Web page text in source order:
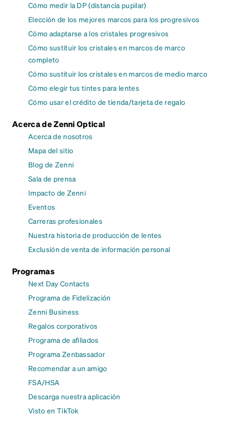
Cómo medir la DP (distancia pupilar)
Elección de los mejores marcos para los progresivos
Cómo adaptarse a los cristales progresivos
Cómo sustituir los cristales en marcos de marco
completo
Cómo sustituir los cristales en marcos de medio marco
Cómo elegir tus tintes para lentes
Cómo usar el crédito de tienda/tarjeta de regalo
Acerca de Zenni Optical
Acerca de nosotros
Mapa del sitio
Blog de Zenni
Sala de prensa
Impacto de Zenni
Eventos
Carreras profesionales
Nuestra historia de producción de lentes
Exclusión de venta de información personal
Programas
Next Day Contacts
Programa de Fidelización
Zenni Business
Regalos corporativos
Programa de afiliados
Programa Zenbassador
Recomendar a un amigo
FSA/HSA
Descarga nuestra aplicación
Visto en TikTok